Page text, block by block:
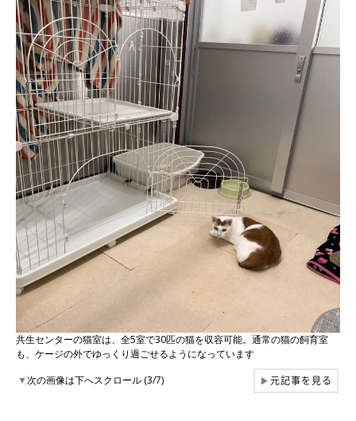
共生センターの猫室は、全5室で30匹の猫を収容可能。通常の猫の飼育室
も、ケージの外でゆっくり過ごせるようになっています
▼次の画像は下へスクロール (3/7) ▶元記事を見る